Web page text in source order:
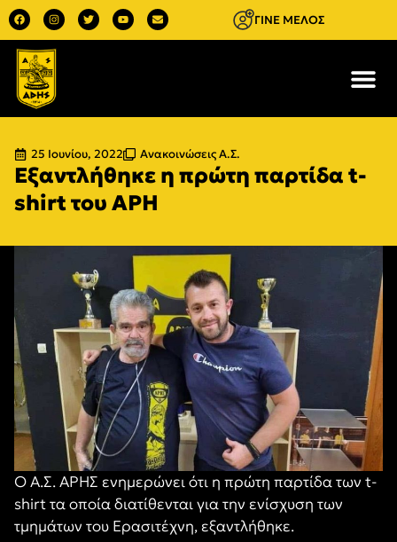
ΓΙΝΕ ΜΕΛΟΣ
25 Ιουνίου, 2022 Ανακοινώσεις Α.Σ.
Εξαντλήθηκε η πρώτη παρτίδα t-
shirt του ΑΡΗ
Ο Α.Σ. ΑΡΗΣ ενημερώνει ότι η πρώτη παρτίδα των t-
shirt τα οποία διατίθενται για την ενίσχυση των
τμημάτων του Ερασιτέχνη, εξαντλήθηκε.